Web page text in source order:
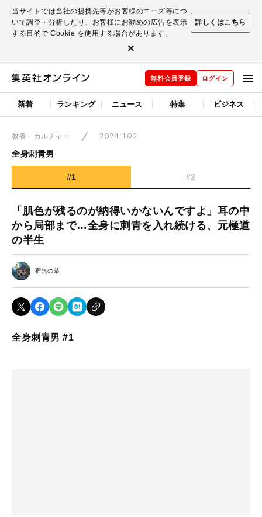
当サイトでは当社の提携先等がお客様のニーズ等につ
いて調査・分析したり、お客様にお勧めの広告を表示
する目的で Cookie を使用する場合があります。
詳しくはこちら
×
無料会員登録 ログイン
新着 ランキング ニュース 特集 ビジネス
教養・カルチャー
2024.11.02
全身刺青男
#1 #2
「肌色が残るのが納得いかないんですよ」耳の中
から局部まで…全身に刺青を入れ続ける、元極道
の半生
宿無の翁
全身刺青男 #1